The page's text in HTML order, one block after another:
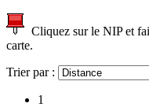
Cliquez sur le NIP et
carte.
Trier par :
1